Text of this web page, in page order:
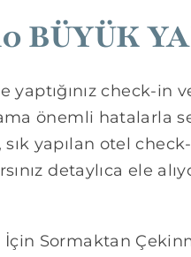
BÜYÜK
check-in
önemli hatalarla
yapılan otel
detaylıca ele
İçin Sormaktan